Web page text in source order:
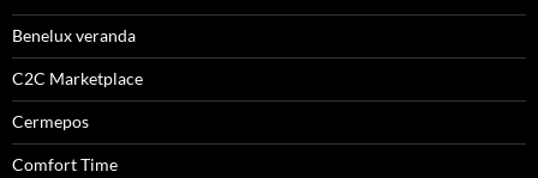
Benelux veranda
C2C Marketplace
Cermepos
Comfort Time